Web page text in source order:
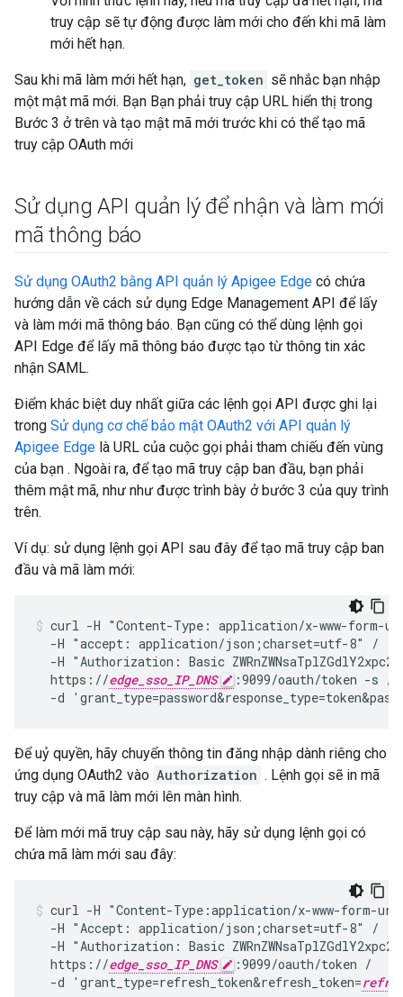
truy cập sẽ tự động được làm mới cho đến khi mã làm
mới hết hạn.
Sau khi mã làm mới hết hạn, get_token sẽ nhắc bạn nhập
một mật mã mới. Bạn Bạn phải truy cập URL hiển thị trong
Bước 3 ở trên và tạo mật mã mới trước khi có thể tạo mã
truy cập OAuth mới
Sử dụng API quản lý để nhận và làm mới
mã thông báo
Sử dụng OAuth2 bằng API quản lý Apigee Edge có chứa
hướng dẫn về cách sử dụng Edge Management API để lấy
và làm mới mã thông báo. Bạn cũng có thể dùng lệnh gọi
API Edge để lấy mã thông báo được tạo từ thông tin xác
nhận SAML.
Điểm khác biệt duy nhất giữa các lệnh gọi API được ghi lại
trong Sử dụng cơ chế bảo mật OAuth2 với API quản lý
Apigee Edge là URL của cuộc gọi phải tham chiếu đến vùng
của bạn . Ngoài ra, để tạo mã truy cập ban đầu, bạn phải
thêm mật mã, như như được trình bày ở bước 3 của quy trình
trên.
Ví dụ: sử dụng lệnh gọi API sau đây để tạo mã truy cập ban
đầu và mã làm mới:
curl -H "Content-Type: application/x-www-form-
  -H "accept: application/json;charset=utf-8" /
-H "Authorization: Basic
  https://
edge_sso_IP_DNS
:9099/oauth/token -s /
-d
Để uỷ quyền, hãy chuyển thông tin đăng nhập dành riêng cho
ứng dụng OAuth2 vào Authorization . Lệnh gọi sẽ in mã
truy cập và mã làm mới lên màn hình.
Để làm mới mã truy cập sau này, hãy sử dụng lệnh gọi có
chứa mã làm mới sau đây:
curl -H "Content-Type:application/x-www-form-
  -H "Accept: application/json;charset=utf-8" /
-H "Authorization: Basic
  https://
edge_sso_IP_DNS
:9099/oauth/token /
  -d 'grant_type=refresh_token&refresh_token=